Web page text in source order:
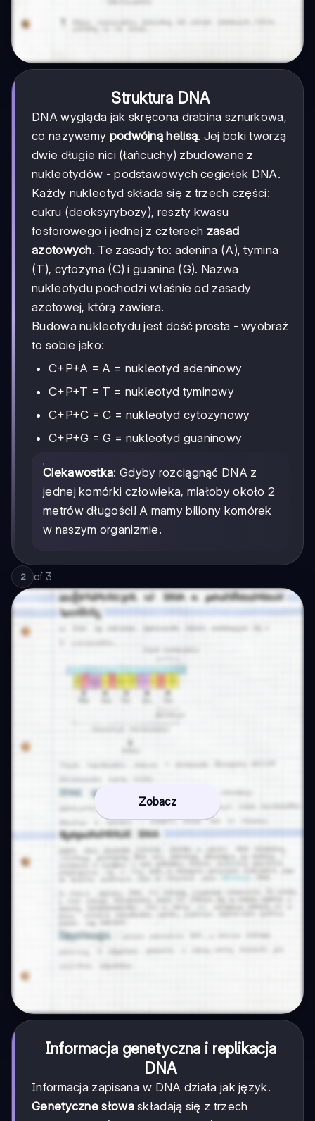
Struktura DNA
DNA wygląda jak skręcona drabina sznurkowa,
co nazywamy podwójną helisą. Jej boki tworzą
dwie długie nici (łańcuchy) zbudowane z
nukleotydów - podstawowych cegiełek DNA.
Każdy nukleotyd składa się z trzech części:
cukru (deoksyrybozy), reszty kwasu
fosforowego i jednej z czterech zasad
azotowych. Te zasady to: adenina (A), tymina
(T), cytozyna (C) i guanina (G). Nazwa
nukleotydu pochodzi właśnie od zasady
azotowej, którą zawiera.
Budowa nukleotydu jest dość prosta - wyobraź
to sobie jako:
C+P+A = A = nukleotyd adeninowy
C+P+T = T = nukleotyd tyminowy
C+P+C = C = nukleotyd cytozynowy
C+P+G = G = nukleotyd guaninowy
Ciekawostka: Gdyby rozciągnąć DNA z
jednej komórki człowieka, miałoby około 2
metrów długości! A mamy biliony komórek
w naszym organizmie.
2 of 3
Zobacz
Informacja genetyczna i replikacja
DNA
Informacja zapisana w DNA działa jak język.
Genetyczne słowaskładają się z trzech